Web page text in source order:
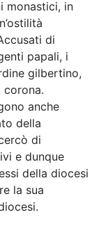
monastici, in
di
papali, i
gilbertino,
corona.
anche
della
di
e dunque
della diocesi
la sua